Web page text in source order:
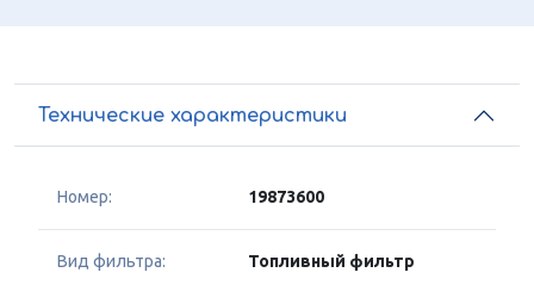
Технические характеристики
Номер: 19873600
Вид фильтра: Топливный фильтр